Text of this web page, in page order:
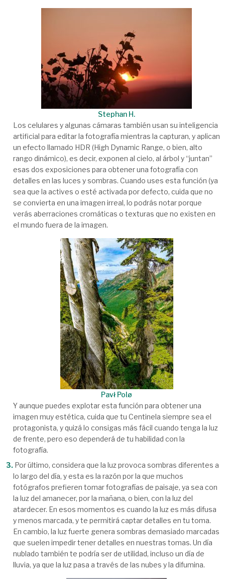
Stephan H.
Los celulares y algunas cámaras también usan su inteligencia
artificial para editar la fotografía mientras la capturan, y aplican
un efecto llamado HDR (High Dynamic Range, o bien, alto
rango dinámico), es decir, exponen al cielo, al árbol y “juntan”
esas dos exposiciones para obtener una fotografía con
detalles en las luces y sombras. Cuando uses esta función (ya
sea que la actives o esté activada por defecto, cuida que no
se convierta en una imagen irreal, lo podrás notar porque
verás aberraciones cromáticas o texturas que no existen en
el mundo fuera de la imagen.
Pavł Polø
Y aunque puedes explotar esta función para obtener una
imagen muy estética, cuida que tu Centinela siempre sea el
protagonista, y quizá lo consigas más fácil cuando tenga la luz
de frente, pero eso dependerá de tu habilidad con la
fotografía.
Por último, considera que la luz provoca sombras diferentes a
lo largo del día, y esta es la razón por la que muchos
fotógrafos prefieren tomar fotografías de paisaje, ya sea con
la luz del amanecer, por la mañana, o bien, con la luz del
atardecer. En esos momentos es cuando la luz es más difusa
y menos marcada, y te permitirá captar detalles en tu toma.
En cambio, la luz fuerte genera sombras demasiado marcadas
que suelen impedir tener detalles en nuestras tomas. Un día
nublado también te podría ser de utilidad, incluso un día de
lluvia, ya que la luz pasa a través de las nubes y la difumina.